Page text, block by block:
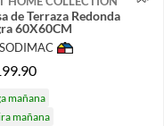
de Terraza Redonda
60X60CM
mañana
mañana